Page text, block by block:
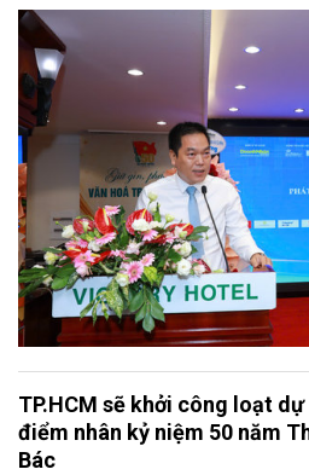
cáo năng lực phát triển doanh nghiệp
trọng giới thiệu phát biểu của ông Võ
Văn phòng Bộ Công Thương khu vực
TP.HCM sẽ khởi công loạt
điểm nhân kỷ niệm 50 năm
Bác